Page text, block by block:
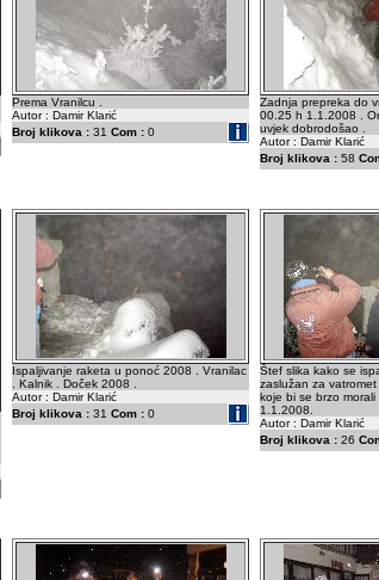
Prema Vranilcu .
Autor : Damir Klarić
Broj klikova : 31 Com : 0
Zadnja prepreka do
00.25 h 1.1.2008 .
uvjek dobrodošao .
Autor : Damir Klarić
Broj klikova : 58
Ispaljivanje raketa u ponoć 2008 . Vranilac
. Kalnik . Doček 2008 .
Autor : Damir Klarić
Broj klikova : 31 Com : 0
Štef slika kako se
zaslužan za
koje bi se brzo
1.1.2008.
Autor : Damir Klarić
Broj klikova : 26